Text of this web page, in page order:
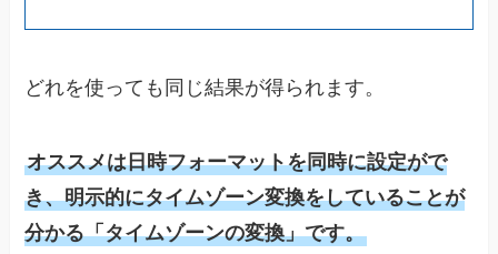
どれを使っても同じ結果が得られます。
オススメは日時フォーマットを同時に設定がで
き、明示的にタイムゾーン変換をしていることが
分かる「タイムゾーンの変換」です。